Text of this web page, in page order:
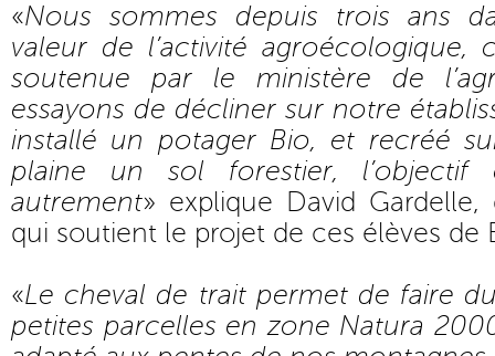
«Nous sommes depuis trois ans
valeur de l’activité agroécologique,
soutenue par le ministère de
essayons de décliner sur notre
installé un potager Bio, et recréé
plaine un sol forestier, l’objectif
autrement» explique David Gardelle,
qui soutient le projet de ces élèves de
«Le cheval de trait permet de faire
petites parcelles en zone Natura